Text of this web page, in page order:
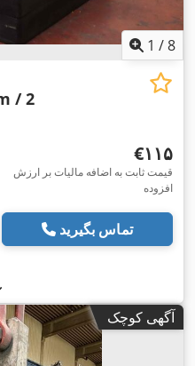
1 /8
/ 2
‎€۱۱۵
قیمت ثابت به اضافه مالیات بر ارزش
افزوده
تماس بگیرید
آگهی کوچک